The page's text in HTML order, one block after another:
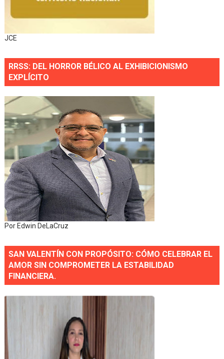
JCE
RRSS: DEL HORROR BÉLICO AL EXHIBICIONISMO
EXPLÍCITO
Por Edwin DeLaCruz
SAN VALENTÍN CON PROPÓSITO: CÓMO CELEBRAR EL
AMOR SIN COMPROMETER LA ESTABILIDAD
FINANCIERA.